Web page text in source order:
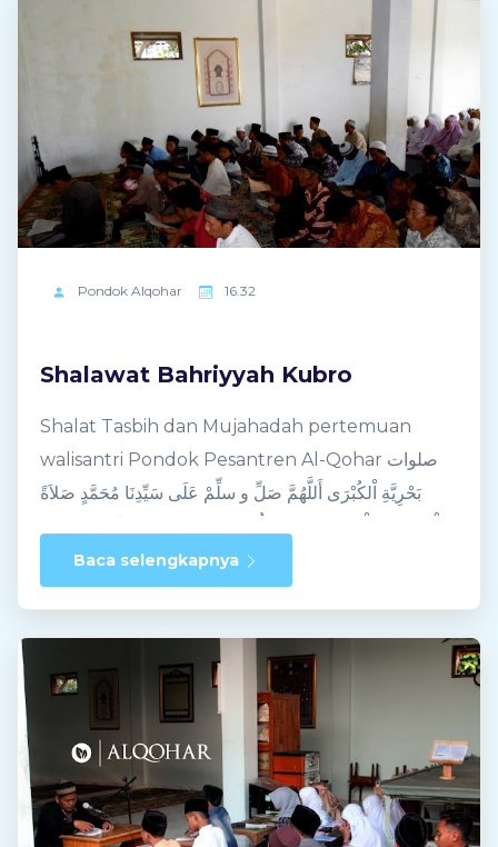
Pondok Alqohar 16.32
Shalawat Bahriyyah Kubro
Shalat Tasbih dan Mujahadah pertemuan
walisantri Pondok Pesantren Al-Qohar صلوات
بَحْرِيَّةِ اْلكُبْرَى أَللَّهُمَّ صَلِّ و سلِّمْ عَلَى سَيِّدِنَا مُحَمَّدٍ صَلاَةً
بِهَا دَرَجَتِيْ وَتَهْدِيْ بِهَا قَوْمِيْ وَتُخْلِصُ بِهَا قَلْبِيْ وَتُلْهِمُنِيْ بِهَا
العُلُوْمَ اللَّدُنِيَّ وَتُكْرِمُنِيْ بِهَا بِالسَّعَادَةِ وَاْلكَرَامَةِ مَعَ ذُرِّيَّتِيْ
وَتَرْزُقُنِيَ اللهُمَّ تَمَامَ رَحْمَتِكَ وَتَمَامَ نِعْمَتِكَ وَتَمَامَ رِضْوَانِكَ
وَصَلِّ وَسَلِّمْ وَبَارِكْ عَلَيْهِ وَعَلَى آلِهِ وَصَحْبِهِ وسَلِّمْ أجْمَعِين.
أوْلاَدِيْ وَذُرِّيَّاتِيْ وَتَلاَمِيْذِيْ وَلاَ تَضُرَّهُمْ وَوَفِّقْهُمْ لِطَاعَتِكَ
وَارْزُقْنَا بِرَّهُمْ 3 x Ini adalah shalawat Bahriyyah
Kubro. Sejenis shalawat bernuansa
Baca selengkapnya